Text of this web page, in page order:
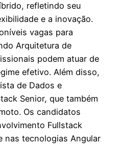
refletindo seu
e a inovação.
vagas para
Arquitetura de
podem atuar de
efetivo. Além disso,
de Dados e
Senior, que também
Os candidatos
Fullstack
nas tecnologias Angular